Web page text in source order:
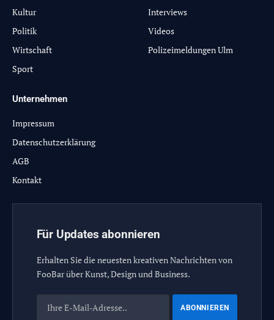
Kultur
Politik
Wirtschaft
Sport
Interviews
Videos
Polizeimeldungen Ulm
Unternehmen
Impressum
Datenschutzerklärung
AGB
Kontakt
Für Updates abonnieren
Erhalten Sie die neuesten kreativen Nachrichten von
FooBar über Kunst, Design und Business.